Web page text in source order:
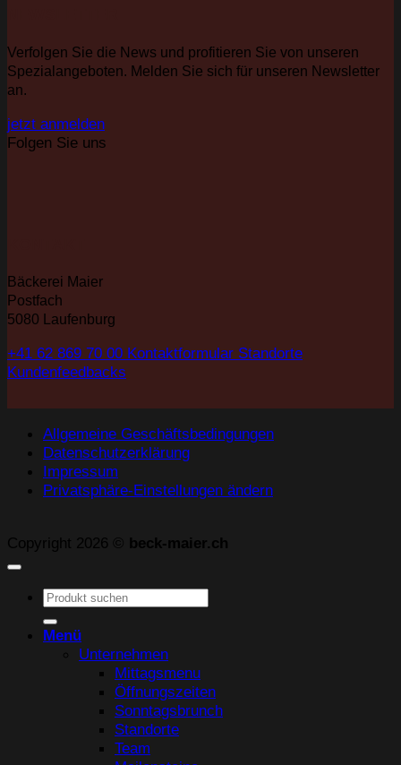
Verfolgen Sie die News und profitieren Sie von unseren
Spezialangeboten. Melden Sie sich für unseren Newsletter
an.
jetzt anmelden
Folgen Sie uns
Bäckerei Maier
Postfach
5080 Laufenburg
+41 62 869 70 00 Kontaktformular Standorte
Kundenfeedbacks
Allgemeine Geschäftsbedingungen
Datenschutzerklärung
Impressum
Privatsphäre-Einstellungen ändern
Copyright 2026 © beck-maier.ch
Suchen
Menü
Unternehmen
Mittagsmenu
Öffnungszeiten
Sonntagsbrunch
Standorte
Team